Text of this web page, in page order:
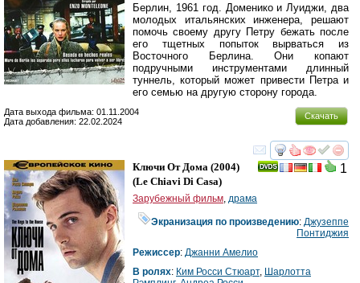
Берлин, 1961 год. Доменико и Луиджи, два
молодых итальянских инженера, решают
помочь своему другу Петру бежать после
его тщетных попыток вырваться из
Восточного Берлина. Они копают
подручными инструментами длинный
туннель, который может привести Петра и
его семью на другую сторону города.
Скачать
Дата выхода фильма: 01.11.2004
Дата добавления: 22.02.2024
смотреть
1
Ключи От Дома (2004)
(Le Chiavi Di Casa)
Зарубежный фильм драма
Экранизация по произведению: Джузеппе
Понтиджия
Режиссер: Джанни Амелио
В ролях: Ким Росси Стюарт, Шарлотта